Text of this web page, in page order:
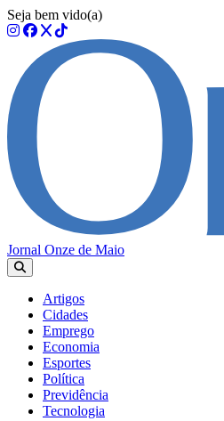
Seja bem vido(a)
Jornal Onze de Maio
Artigos
Cidades
Emprego
Economia
Esportes
Política
Previdência
Tecnologia